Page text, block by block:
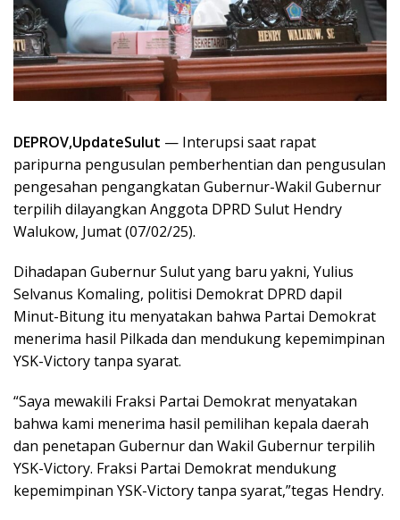
DEPROV,UpdateSulut — Interupsi saat rapat
paripurna pengusulan pemberhentian dan pengusulan
pengesahan pengangkatan Gubernur-Wakil Gubernur
terpilih dilayangkan Anggota DPRD Sulut Hendry
Walukow, Jumat (07/02/25).
Dihadapan Gubernur Sulut yang baru yakni, Yulius
Selvanus Komaling, politisi Demokrat DPRD dapil
Minut-Bitung itu menyatakan bahwa Partai Demokrat
menerima hasil Pilkada dan mendukung kepemimpinan
YSK-Victory tanpa syarat.
“Saya mewakili Fraksi Partai Demokrat menyatakan
bahwa kami menerima hasil pemilihan kepala daerah
dan penetapan Gubernur dan Wakil Gubernur terpilih
YSK-Victory. Fraksi Partai Demokrat mendukung
kepemimpinan YSK-Victory tanpa syarat,”tegas Hendry.